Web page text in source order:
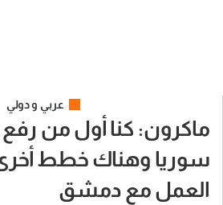
عربي و دولي
ماكرون: كنا أول من
سوريا وهناك خطط
العمل مع دمشق